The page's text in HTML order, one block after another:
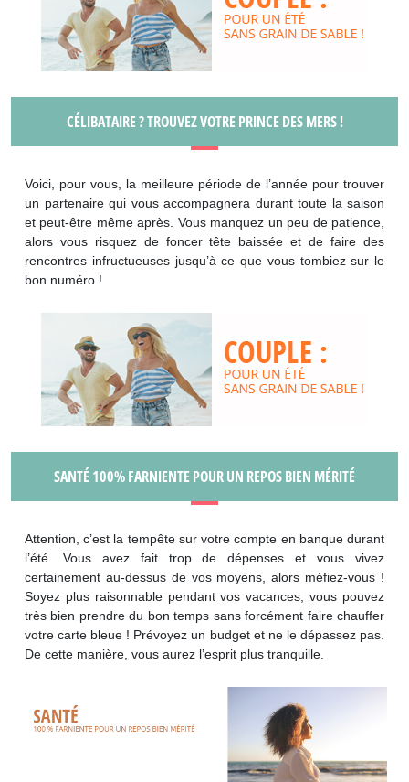
CÉLIBATAIRE ? TROUVEZ VOTRE PRINCE DES MERS !
Voici, pour vous, la meilleure période de l’année pour trouver
un partenaire qui vous accompagnera durant toute la saison
et peut-être même après. Vous manquez un peu de patience,
alors vous risquez de foncer tête baissée et de faire des
rencontres infructueuses jusqu’à ce que vous tombiez sur le
bon numéro !
SANTÉ 100% FARNIENTE POUR UN REPOS BIEN MÉRITÉ
Attention, c’est la tempête sur votre compte en banque durant
l’été. Vous avez fait trop de dépenses et vous vivez
certainement au-dessus de vos moyens, alors méfiez-vous !
Soyez plus raisonnable pendant vos vacances, vous pouvez
très bien prendre du bon temps sans forcément faire chauffer
votre carte bleue ! Prévoyez un budget et ne le dépassez pas.
De cette manière, vous aurez l’esprit plus tranquille.